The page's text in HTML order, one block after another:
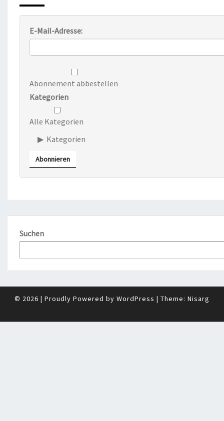
E-Mail-Adresse:
Abonnement abbestellen
Kategorien
Alle Kategorien
Kategorien
Abonnieren
Suchen
© 2026 | Proudly Powered by WordPress | Theme: Nisarg